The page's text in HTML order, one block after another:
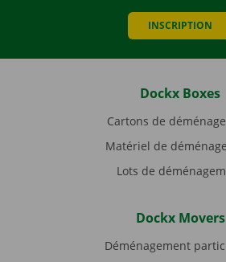
INSCRIPTION
Dockx Boxes
Cartons de
Matériel de
Lots de
Dockx Movers
Déménagement